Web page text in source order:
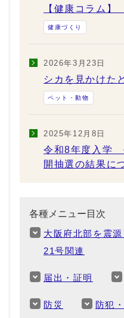
【健康コラム
健康づくり
2026年3月23日
シカを見かけた
ペット・動物
2025年12月8日
令和8年度入学
開抽選の結果に
各種メニュー目次
大阪府北部を震
21号関連
届出・証明
防災 防犯